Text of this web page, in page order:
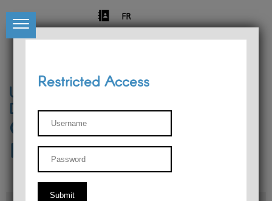
FR
University of Liège
Départment of Philosophy
Center for Phenomenological
Research
Restricted Access